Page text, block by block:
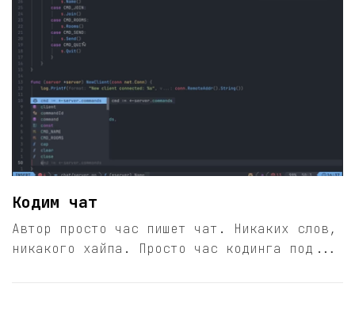
Кодим чат
Автор просто час пишет чат. Никаких слов,
никакого хайпа. Просто час кодинга под...